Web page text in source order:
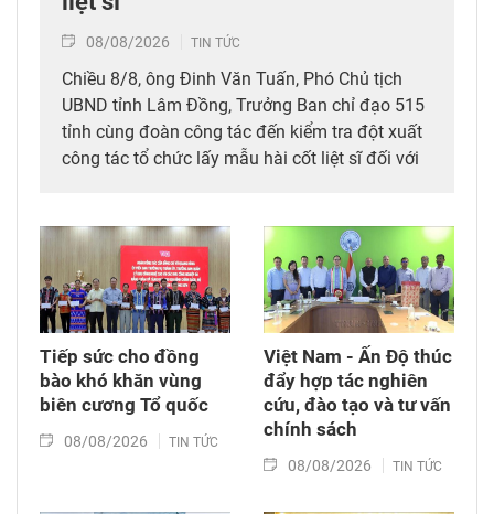
08/08/2026 TIN TỨC
Chiều 8/8, ông Đinh Văn Tuấn, Phó Chủ tịch
UBND tỉnh Lâm Đồng, Trưởng Ban chỉ đạo 515
tỉnh cùng đoàn công tác đến kiểm tra đột xuất
công tác tổ chức lấy mẫu hài cốt liệt sĩ đối với
thời tặng quà cho cán bộ, chiến sĩ tham gia
công tác lấy mẫu tại đây.
Tiếp sức cho đồng
bào khó khăn vùng
biên cương Tổ quốc
08/08/2026 TIN TỨC
Việt Nam - Ấn Độ thúc
đẩy hợp tác nghiên
cứu, đào tạo và tư vấn
chính sách
08/08/2026 TIN TỨC